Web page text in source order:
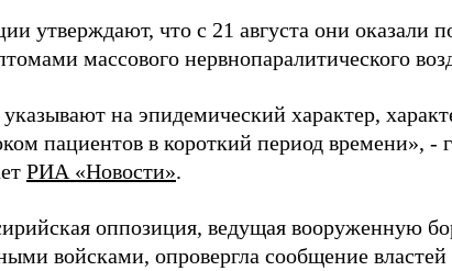
утверждают, что с 21 августа они оказали
массового нервнопаралитического
на эпидемический характер,
пациентов в короткий период времени», -
РИА «Новости».
оппозиция, ведущая вооруженную
войсками, опровергла сообщение